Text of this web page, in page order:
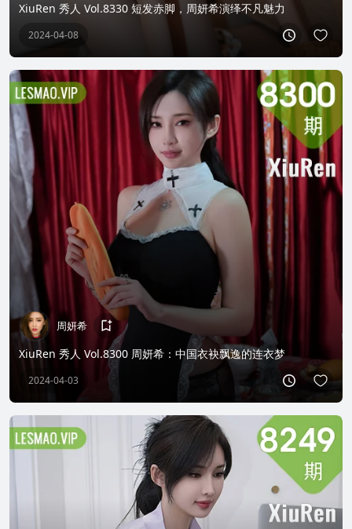
XiuRen 秀人 Vol.8330 短发赤脚，周妍希演绎不凡魅力
2024-04-08
周妍希
XiuRen 秀人 Vol.8300 周妍希：中国衣袂飘逸的连衣梦
2024-04-03